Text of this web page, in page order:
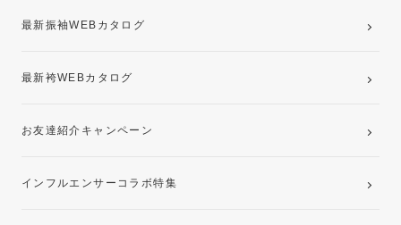
最新振袖WEBカタログ
最新袴WEBカタログ
お友達紹介キャンペーン
インフルエンサーコラボ特集